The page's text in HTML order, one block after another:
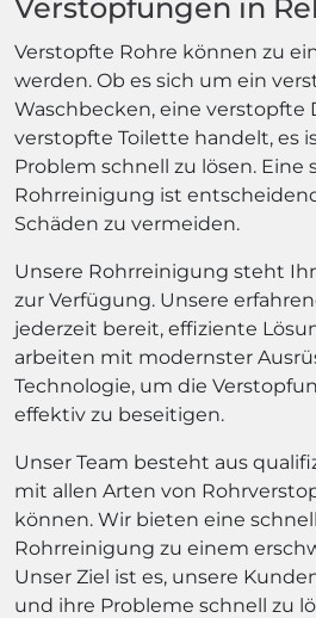
Verstopfungen in
Verstopfte Rohre können zu
werden. Ob es sich um ein
Waschbecken, eine verstopfte
verstopfte Toilette handelt, es
Problem schnell zu lösen. Eine
Rohrreinigung ist
Schäden zu vermeiden.
Unsere Rohrreinigung steht
zur Verfügung. Unsere
jederzeit bereit, effiziente
arbeiten mit modernster
Technologie, um die
effektiv zu beseitigen.
Unser Team besteht aus
mit allen Arten von
können. Wir bieten eine
Rohrreinigung zu einem
Unser Ziel ist es, unsere
und ihre Probleme schnell zu